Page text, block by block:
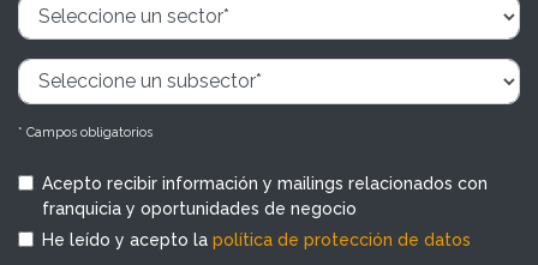
* Campos obligatorios
Acepto recibir información y mailings relacionados con
franquicia y oportunidades de negocio
He leído y acepto la política de protección de datos